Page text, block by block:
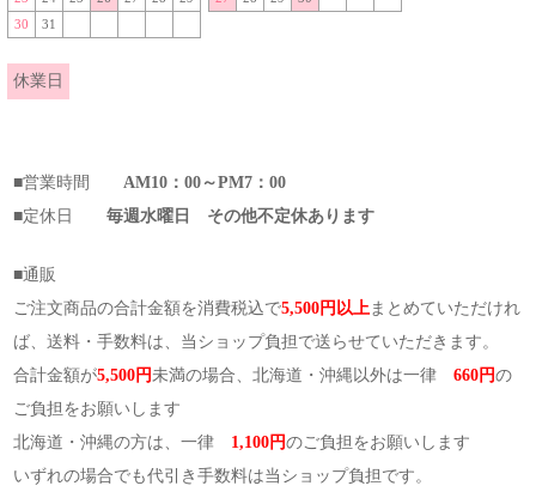
30
31
休業日
■営業時間 AM10：00～PM7：00
■定休日 毎週水曜日 その他不定休あります
■通販
ご注文商品の合計金額を消費税込で5,500円以上 まとめていただけれ
ば、送料・手数料は、当ショップ負担で送らせていただきます。
合計金額が5,500円 未満の場合、北海道・沖縄以外は一律 660円の
ご負担をお願いします
北海道・沖縄の方は、一律 1,100円のご負担をお願いします
いずれの場合でも代引き手数料は当ショップ負担です。